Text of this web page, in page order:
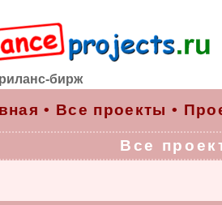
бирж
• Все проекты •
Все